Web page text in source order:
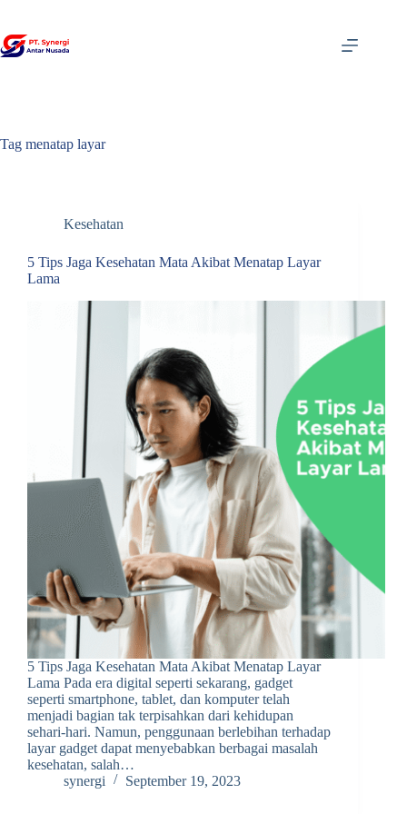
content
Tag menatap layar
Kesehatan
5 Tips Jaga Kesehatan Mata Akibat Menatap Layar
Lama
5 Tips Jaga Kesehatan Mata Akibat Menatap Layar
Lama Pada era digital seperti sekarang, gadget
seperti smartphone, tablet, dan komputer telah
menjadi bagian tak terpisahkan dari kehidupan
sehari-hari. Namun, penggunaan berlebihan terhadap
layar gadget dapat menyebabkan berbagai masalah
kesehatan, salah…
synergi
September 19, 2023